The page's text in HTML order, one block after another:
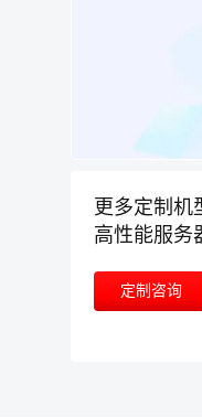
更多定制机
高性能服务
定制咨询